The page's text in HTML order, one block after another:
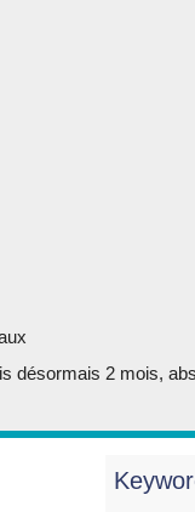
désormais 2 mois,